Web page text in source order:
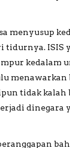
menyusup
tidurnya. ISIS
kedalam
menawarkan
tidak kalah
dinegara